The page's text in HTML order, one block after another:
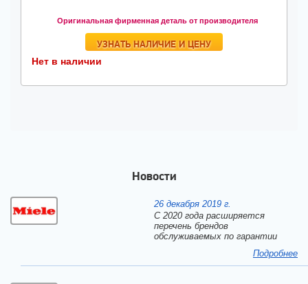
Оригинальная фирменная деталь от производителя
УЗНАТЬ НАЛИЧИЕ И ЦЕНУ
Нет в наличии
Новости
26 декабря 2019 г.
С 2020 года расширяется
перечень брендов
обслуживаемых по гарантии
Подробнее